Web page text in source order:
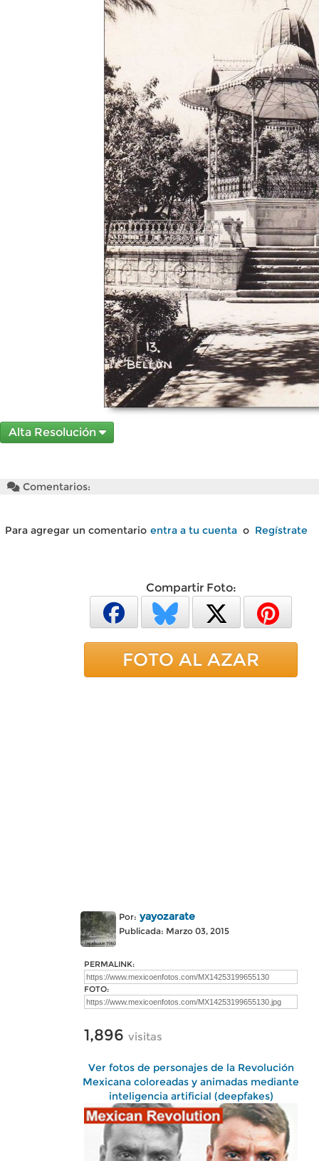
Alta Resolución
Comentarios:
Para agregar un comentario entra a tu cuenta o Regístrate
Compartir Foto:
FOTO AL AZAR
Por: yayozarate
Publicada: Marzo 03, 2015
PERMALINK:
FOTO:
1,896 visitas
Ver fotos de personajes de la Revolución
Mexicana coloreadas y animadas mediante
inteligencia artificial (deepfakes)